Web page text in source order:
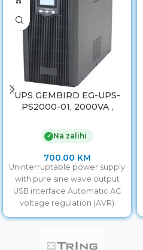
UPS GEMBIRD EG-UPS-
PS2000-01, 2000VA ,
display
✓ Na zalihi
700.00 KM
Uninterruptable power supply
with pure sine wave output
USB interface Automatic AC
voltage regulation (AVR)
Intelligent overload- and